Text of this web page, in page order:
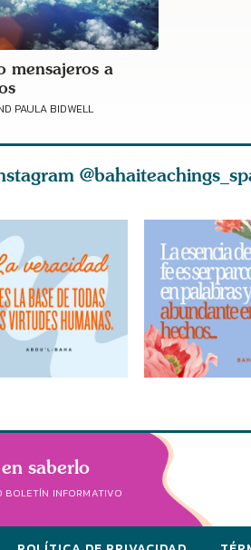
mensajeros a
PAULA BIDWELL
saberlo
BOLETÍN INFORMATIVO